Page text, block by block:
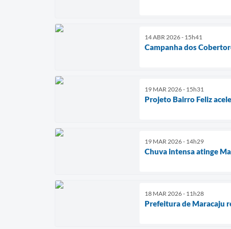
14 ABR 2026 - 15h41
Campanha dos
19 MAR 2026 - 15h31
Projeto Bairro Feliz
19 MAR 2026 - 14h29
Chuva intensa atinge
18 MAR 2026 - 11h28
Prefeitura de Maracaju